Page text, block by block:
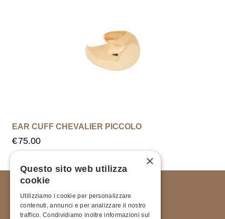
EAR CUFF CHEVALIER PICCOLO
€75.00
×
Questo sito web utilizza
cookie
Utilizziamo i cookie per personalizzare
contenuti, annunci e per analizzare il nostro
traffico. Condividiamo inoltre informazioni sul